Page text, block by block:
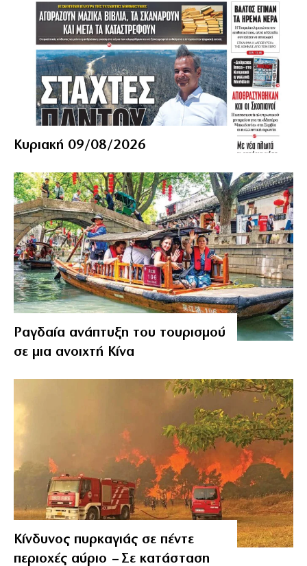
Κυριακή 09/08/2026
Ραγδαία ανάπτυξη του τουρισμού
σε μια ανοιχτή Κίνα
Κίνδυνος πυρκαγιάς σε πέντε
περιοχές αύριο – Σε κατάσταση